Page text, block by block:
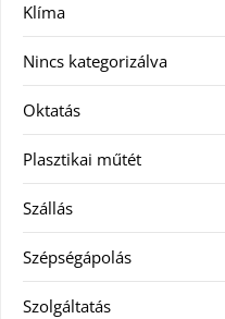
Klíma
Nincs kategorizálva
Oktatás
Plasztikai műtét
Szállás
Szépségápolás
Szolgáltatás